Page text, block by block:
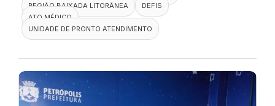
REGIÃO BAIXADA LITORÂNEA
DEFIS
ATO MÉDICO
UNIDADE DE PRONTO ATENDIMENTO